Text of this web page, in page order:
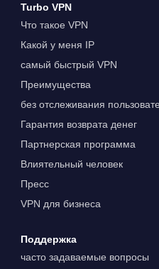
Turbo VPN
Что такое VPN
Какой у меня IP
самый быстрый VPN
Преимущества
без отслеживания
Гарантия возврата денег
Партнерская программа
Влиятельный человек
Пресс
VPN для бизнеса
Поддержка
часто задаваемые вопросы